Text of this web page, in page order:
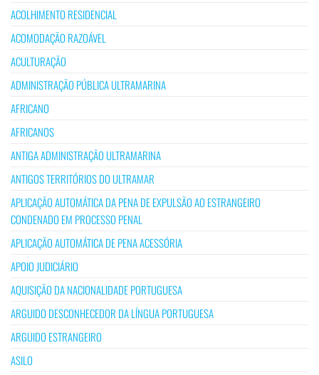
ACOLHIMENTO RESIDENCIAL
ACOMODAÇÃO RAZOÁVEL
ACULTURAÇÃO
ADMINISTRAÇÃO PÚBLICA ULTRAMARINA
AFRICANO
AFRICANOS
ANTIGA ADMINISTRAÇÃO ULTRAMARINA
ANTIGOS TERRITÓRIOS DO ULTRAMAR
APLICAÇÃO AUTOMÁTICA DA PENA DE EXPULSÃO AO ESTRANGEIRO
CONDENADO EM PROCESSO PENAL
APLICAÇÃO AUTOMÁTICA DE PENA ACESSÓRIA
APOIO JUDICIÁRIO
AQUISIÇÃO DA NACIONALIDADE PORTUGUESA
ARGUIDO DESCONHECEDOR DA LÍNGUA PORTUGUESA
ARGUIDO ESTRANGEIRO
ASILO